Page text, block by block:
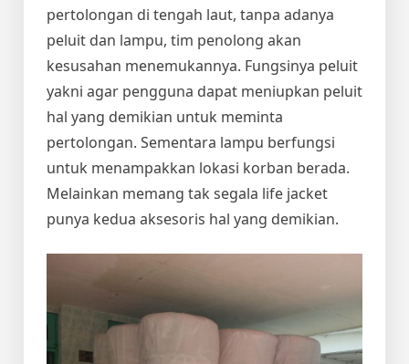
pertolongan di tengah laut, tanpa adanya
peluit dan lampu, tim penolong akan
kesusahan menemukannya. Fungsinya peluit
yakni agar pengguna dapat meniupkan peluit
hal yang demikian untuk meminta
pertolongan. Sementara lampu berfungsi
untuk menampakkan lokasi korban berada.
Melainkan memang tak segala life jacket
punya kedua aksesoris hal yang demikian.